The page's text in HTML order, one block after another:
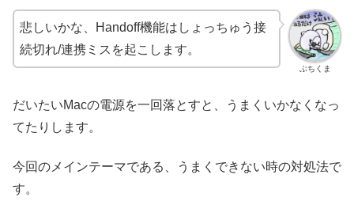
ぶちくま
悲しいかな、Handoff機能はしょっちゅう接
続切れ/連携ミスを起こします。
だいたいMacの電源を一回落とすと、うまくいかなくなっ
てたりします。
今回のメインテーマである、うまくできない時の対処法で
す。